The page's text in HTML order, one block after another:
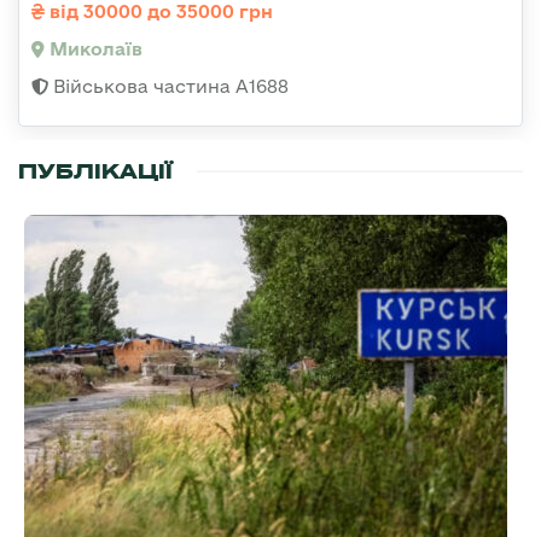
від 30000 до 35000 грн
Миколаїв
Військова частина А1688
ПУБЛІКАЦІЇ